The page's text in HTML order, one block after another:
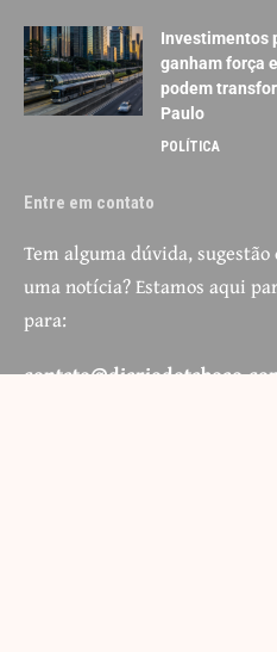
Investimentos
ganham força
podem
Paulo
POLÍTICA
Entre em contato
Tem alguma dúvida,
uma notícia? Estamos aqui
para: